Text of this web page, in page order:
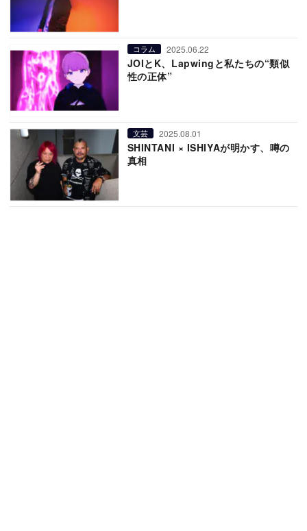
コラム 2025.06.22
JOIとK、Lapwingと私たちの“類似
性の正体”
文芸 2025.08.01
SHINTANI × ISHIYAが明かす、噂の
真相